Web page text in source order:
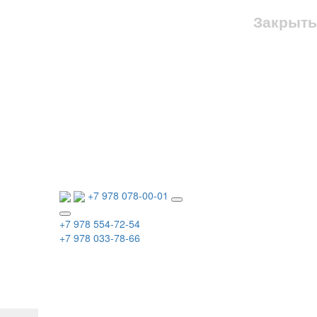
Закрыть
+7 978 078-00-01
+7 978 554-72-54
+7 978 033-78-66